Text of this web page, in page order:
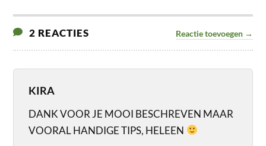
2 REACTIES Reactie toevoegen →
KIRA
DANK VOOR JE MOOI BESCHREVEN MAAR
VOORAL HANDIGE TIPS, HELEEN